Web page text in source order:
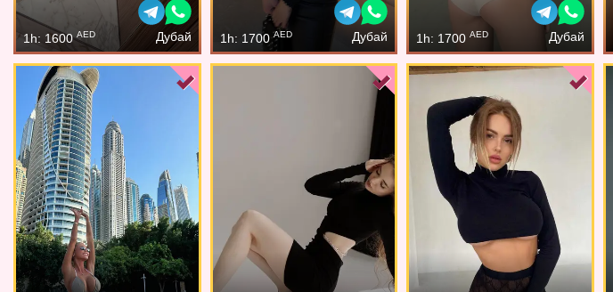
1h: 1600AED Дубай 1h: 1700AED Дубай 1h: 1700AED Дубай